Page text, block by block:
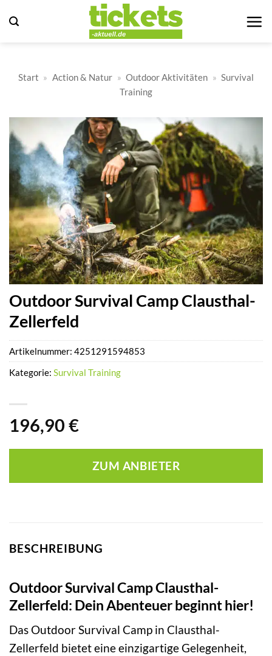
Inhalt
Start » Action & Natur » Outdoor Aktivitäten » Survival
Training
Outdoor Survival Camp Clausthal-
Zellerfeld
196,90 €
ZUM ANBIETER
Artikelnummer: 4251291594853
Kategorie: Survival Training
BESCHREIBUNG
Outdoor Survival Camp Clausthal-
Zellerfeld: Dein Abenteuer beginnt hier!
Das Outdoor Survival Camp in Clausthal-
Zellerfeld bietet eine einzigartige Gelegenheit,